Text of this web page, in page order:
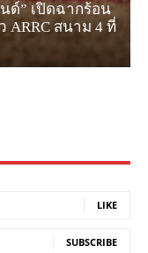
ด์” เปิดฉากร้อน
ARRC สนาม 4 ที่
LIKE
SUBSCRIBE